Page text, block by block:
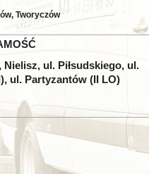
Tworyczów
ul. Piłsudskiego, ul.
ul. Partyzantów (II LO)